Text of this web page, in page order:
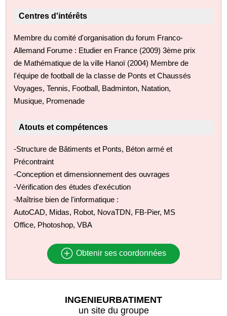
Centres d'intérêts
Membre du comité d'organisation du forum Franco-
Allemand Forume : Etudier en France (2009) 3ème prix
de Mathématique de la ville Hanoï (2004) Membre de
l'équipe de football de la classe de Ponts et Chaussés
Voyages, Tennis, Football, Badminton, Natation,
Musique, Promenade
Atouts et compétences
-Structure de Bâtiments et Ponts, Béton armé et
Précontraint
-Conception et dimensionnement des ouvrages
-Vérification des études d'exécution
-Maîtrise bien de l'informatique :
AutoCAD, Midas, Robot, NovaTDN, FB-Pier, MS
Office, Photoshop, VBA
Obtenir ses coordonnées
INGENIEURBATIMENT
un site du groupe